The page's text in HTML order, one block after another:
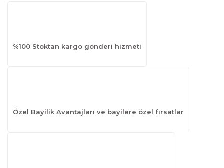
%100 Stoktan kargo gönderi hizmeti
Özel Bayilik Avantajları ve bayilere özel fırsatlar